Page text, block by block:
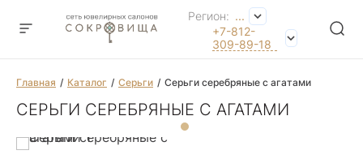
Регион: ...
+7-812-
309-89-18
Главная Каталог Серьги Серьги серебряные с агатами
СЕРЬГИ СЕРЕБРЯНЫЕ С АГАТАМИ